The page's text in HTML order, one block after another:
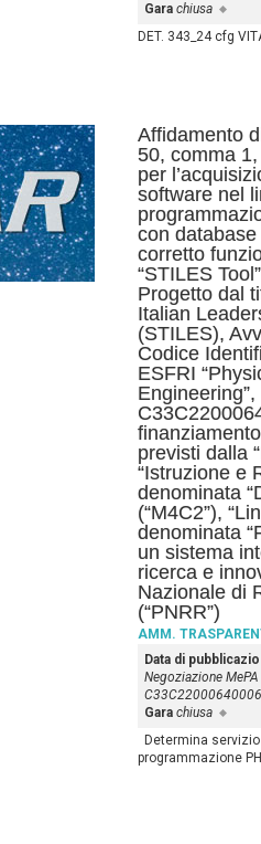
Gara chiusa
DET. 343_24 cfg
Affidamento
50, comma
per
software nel
con
corretto
“STILES
Progetto dal
Italian
(STILES),
Codice
ESFRI
previsti dalla
“Istruzione e
denominata
(“M4C2”),
denominata
un sistema
ricerca e
Nazionale di
(“PNRR”)
AMM.
Data di
Negoziazione
C33C22000640006
Gara chiusa
Determina
programmazione